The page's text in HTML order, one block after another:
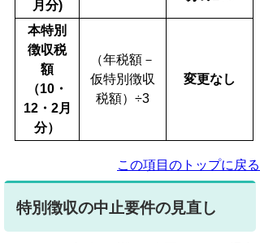
月分)
本特別
徴収税
額
（10・
12・2月
分）
（年税額－
仮特別徴収
税額）÷3
変更なし
この項目のトップに戻る
特別徴収の中止要件の見直し